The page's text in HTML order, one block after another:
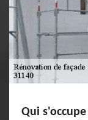
Qui